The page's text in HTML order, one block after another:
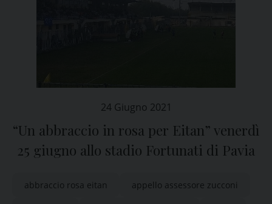
24 Giugno 2021
“Un abbraccio in rosa per Eitan” venerdì
25 giugno allo stadio Fortunati di Pavia
abbraccio rosa eitan appello assessore zucconi